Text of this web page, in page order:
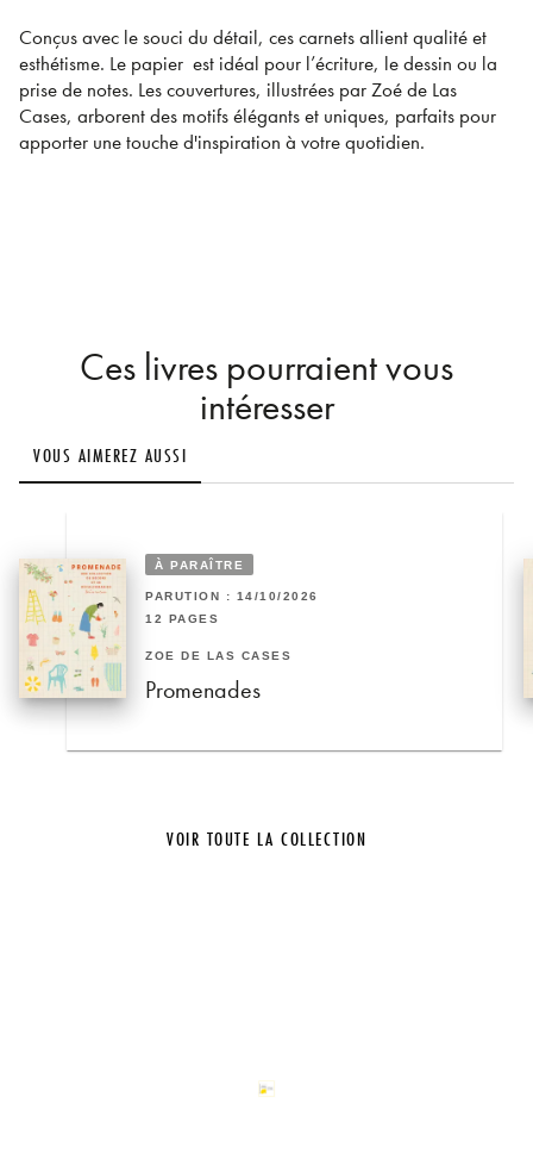
Conçus avec le souci du détail, ces carnets allient qualité et
esthétisme. Le papier est idéal pour l’écriture, le dessin ou la
prise de notes. Les couvertures, illustrées par Zoé de Las
Cases, arborent des motifs élégants et uniques, parfaits pour
apporter une touche d'inspiration à votre quotidien.
Ces livres pourraient vous
intéresser
VOUS AIMEREZ AUSSI
À PARAÎTRE
PARUTION : 14/10/2026
12 PAGES
ZOÉ DE LAS CASES
Promenades
VOIR TOUTE LA COLLECTION